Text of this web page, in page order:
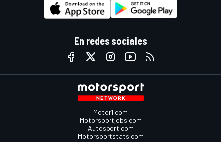
En redes sociales
Motor1.com
Motorsportjobs.com
Autosport.com
Motorsportstats.com